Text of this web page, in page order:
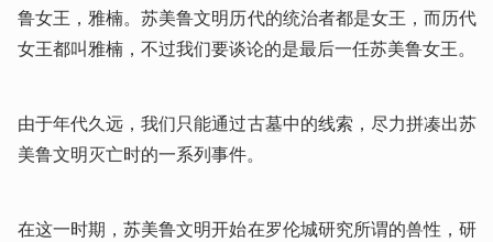
鲁女王，雅楠。苏美鲁文明历代的统治者都是女王，而历代
女王都叫雅楠，不过我们要谈论的是最后一任苏美鲁女王。
由于年代久远，我们只能通过古墓中的线索，尽力拼凑出苏
美鲁文明灭亡时的一系列事件。
在这一时期，苏美鲁文明开始在罗伦城研究所谓的兽性，研